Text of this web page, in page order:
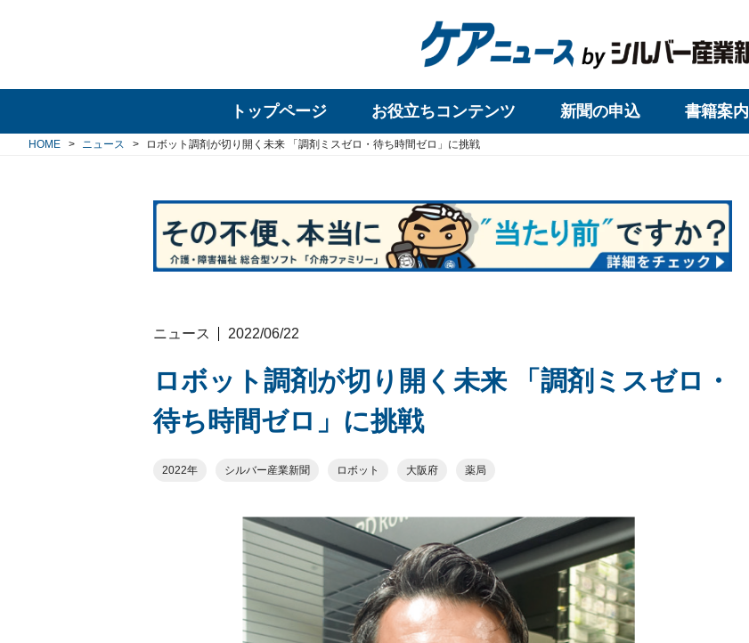
トップページ お役立ちコンテンツ 新聞の申込 書籍案内
HOME ニュース ロボット調剤が切り開く未来 「調剤ミスゼロ・待ち時間ゼロ」に挑戦
ニュース 2022/06/22
ロボット調剤が切り開く未来 「調剤ミスゼロ・
待ち時間ゼロ」に挑戦
2022年 シルバー産業新聞 ロボット 大阪府 薬局